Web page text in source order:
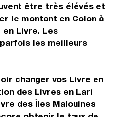
être très élévés et
le montant en Colon à
Livre. Les
les meilleurs
changer vos Livre en
des Livres en Lari
des Îles Malouines